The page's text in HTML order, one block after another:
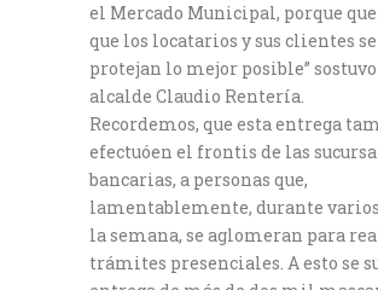
el Mercado Municipal, porque
que los locatarios y sus clientes se
protejan lo mejor posible”
alcalde Claudio Rentería.
Recordemos, que esta entrega
efectuóen el frontis de las
bancarias, a personas que,
lamentablemente, durante
la semana, se aglomeran para
trámites presenciales. A esto se